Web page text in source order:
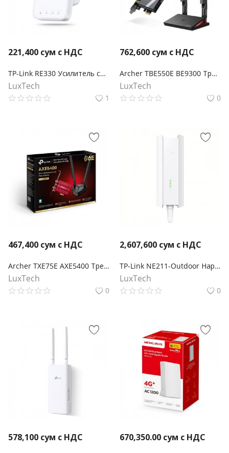
221,400 сум с НДС
TP-Link RE330 Усилитель сигнала Wi‑Fi AC1200 с поддержкой Mesh
LuxTech
1
762,600 сум с НДС
Archer TBE550E BE9300 Трехдиапазонный беспроводной PCI Express-адаптер Wi-Fi 7 с поддержкой Bluetooth 5.4
LuxTech
0
467,400 сум с НДС
Archer TXE75E AXE5400 Трехдиапазонный беспроводной PCI Express-адаптер Wi-Fi 6E с поддержкой Bluetooth 5.3
LuxTech
0
2,607,600 сум с НДС
TP-Link NE211-Outdoor Наружный шлюз 5G
LuxTech
0
578,100 сум с НДС 670,350.00 сум с НДС